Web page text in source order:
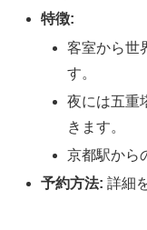
特徴:
客室から世
す。
夜には五重
きます。
京都駅から
予約方法: 詳細